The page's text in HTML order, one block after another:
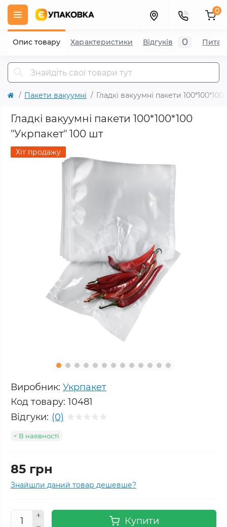
0
Пакети вакуумні Гладкі вакуумні пакети
Гладкі вакуумні пакети 100*100*100
"Укрпакет" 100 шт
Хіт продажу
Виробник: Укрпакет
Код товару: 10481
Відгуки: (0)
В наявності
85 грн
Знайшли даний товар дешевше?
Купити
Опис товару Характеристики Відгуків 0